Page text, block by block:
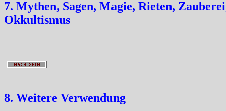
7. Mythen, Sagen, Magie, Rieten,
Okkultismus
8. Weitere Verwendung